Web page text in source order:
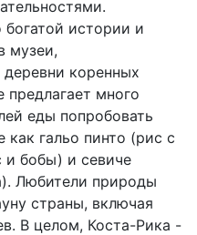
богатой истории и
музеи,
коренных
много
еды попробовать
как гальо пинто (рис с
и бобы) и севиче
Любители природы
страны, включая
В целом, Коста-Рика -